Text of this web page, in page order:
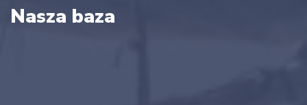
Nasza baza